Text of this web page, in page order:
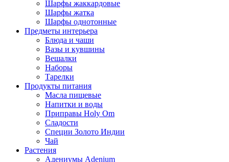
Шарфы жаккардовые
Шарфы жатка
Шарфы однотонные
Предметы интерьера
Блюда и чаши
Вазы и кувшины
Вешалки
Наборы
Тарелки
Продукты питания
Масла пищевые
Напитки и воды
Приправы Holy Om
Сладости
Специи Золото Индии
Чай
Растения
Адениумы Adenium